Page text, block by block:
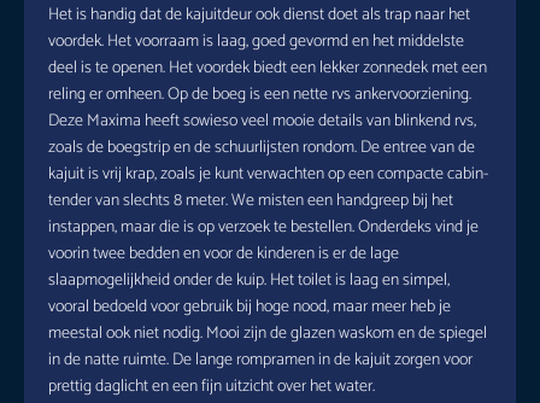
Het is handig dat de kajuitdeur ook dienst doet als trap naar het
voordek. Het voorraam is laag, goed gevormd en het middelste
deel is te openen. Het voordek biedt een lekker zonnedek met een
reling er omheen. Op de boeg is een nette rvs ankervoorziening.
Deze Maxima heeft sowieso veel mooie details van blinkend rvs,
zoals de boegstrip en de schuurlijsten rondom. De entree van de
kajuit is vrij krap, zoals je kunt verwachten op een compacte cabin-
tender van slechts 8 meter. We misten een handgreep bij het
instappen, maar die is op verzoek te bestellen. Onderdeks vind je
voorin twee bedden en voor de kinderen is er de lage
slaapmogelijkheid onder de kuip. Het toilet is laag en simpel,
vooral bedoeld voor gebruik bij hoge nood, maar meer heb je
meestal ook niet nodig. Mooi zijn de glazen waskom en de spiegel
in de natte ruimte. De lange rompramen in de kajuit zorgen voor
prettig daglicht en een fijn uitzicht over het water.